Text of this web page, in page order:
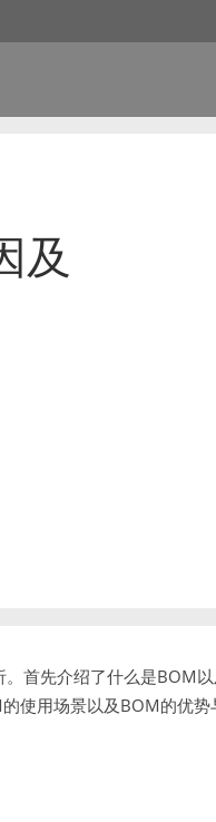
及
。首先介绍了什么是BOM
使用场景以及BOM的优